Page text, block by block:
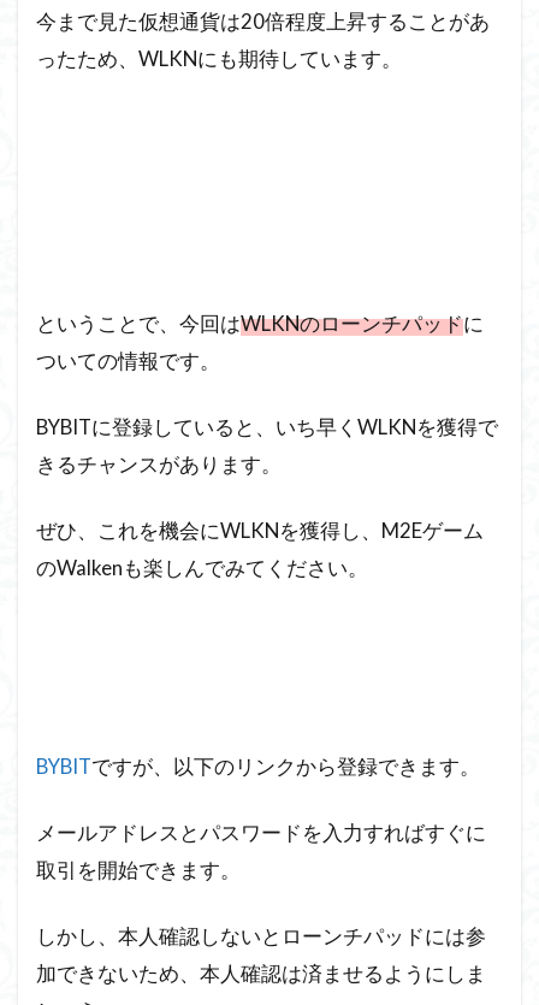
今まで見た仮想通貨は20倍程度上昇することがあ
ったため、WLKNにも期待しています。
ということで、今回はWLKNのローンチパッドに
ついての情報です。
BYBITに登録していると、いち早くWLKNを獲得で
きるチャンスがあります。
ぜひ、これを機会にWLKNを獲得し、M2Eゲーム
のWalkenも楽しんでみてください。
BYBITですが、以下のリンクから登録できます。
メールアドレスとパスワードを入力すればすぐに
取引を開始できます。
しかし、本人確認しないとローンチパッドには参
加できないため、本人確認は済ませるようにしま